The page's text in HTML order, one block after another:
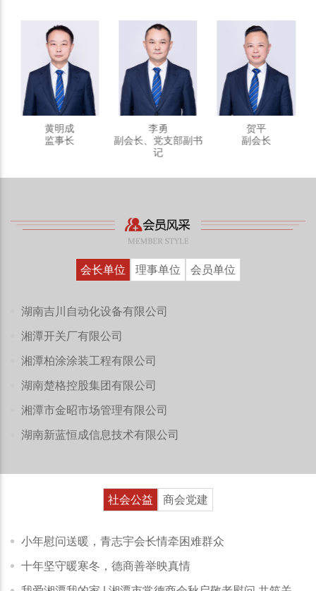
黄明成
监事长
李勇
副会长、党支部副书
记
贺平
副会长
会长单位 理事单位 会员单位
湖南吉川自动化设备有限公司
湘潭开关厂有限公司
湘潭柏涂涂装工程有限公司
湖南楚格控股集团有限公司
湘潭市金昭市场管理有限公司
湖南新蓝恒成信息技术有限公司
社会公益 商会党建
小年慰问送暖，青志宇会长情牵困难群众
十年坚守暖寒冬，德商善举映真情